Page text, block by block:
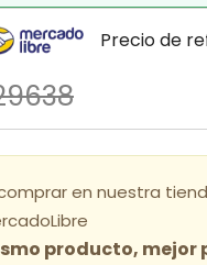
Precio de
en nuestra
producto,